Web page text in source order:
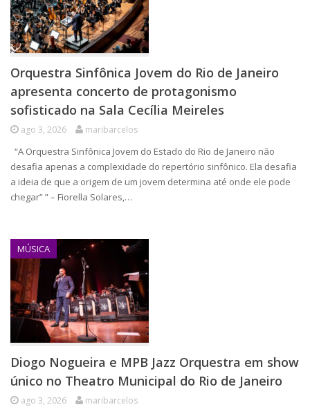
Orquestra Sinfônica Jovem do Rio de Janeiro
apresenta concerto de protagonismo
sofisticado na Sala Cecília Meireles
ago 3, 2026 maribarcelos
“A Orquestra Sinfônica Jovem do Estado do Rio de Janeiro não
desafia apenas a complexidade do repertório sinfônico. Ela desafia
a ideia de que a origem de um jovem determina até onde ele pode
chegar” ” – Fiorella Solares,…
MÚSICA
Diogo Nogueira e MPB Jazz Orquestra em show
único no Theatro Municipal do Rio de Janeiro
ago 3, 2026 maribarcelos